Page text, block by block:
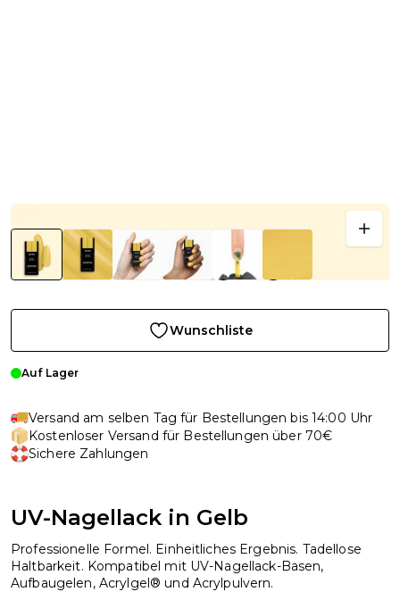
Wunschliste
Auf Lager
Versand am selben Tag für Bestellungen bis 14:00 Uhr
Kostenloser Versand für Bestellungen über 70€
Sichere Zahlungen
UV-Nagellack in Gelb
Professionelle Formel. Einheitliches Ergebnis. Tadellose
Haltbarkeit. Kompatibel mit UV-Nagellack-Basen,
Aufbaugelen, Acrylgel® und Acrylpulvern.